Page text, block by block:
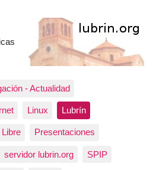
- Actualidad
Linux Lubrín
Presentaciones
servidor lubrin.org SPIP